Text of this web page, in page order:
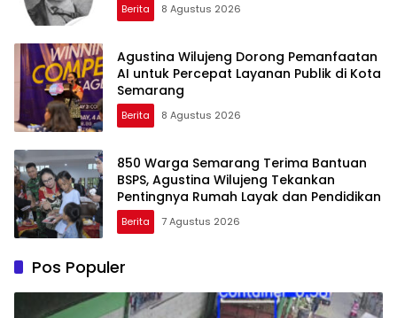
Berita 8 Agustus 2026
Agustina Wilujeng Dorong Pemanfaatan
AI untuk Percepat Layanan Publik di Kota
Semarang
Berita 8 Agustus 2026
850 Warga Semarang Terima Bantuan
BSPS, Agustina Wilujeng Tekankan
Pentingnya Rumah Layak dan Pendidikan
Berita 7 Agustus 2026
Pos Populer